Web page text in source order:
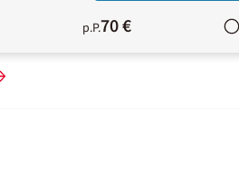
p.P.70 €